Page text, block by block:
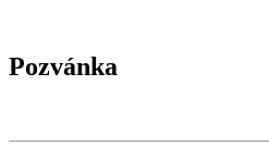
Pozvánka